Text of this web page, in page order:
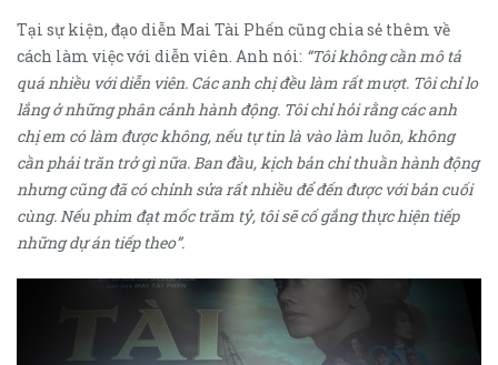
Tại sự kiện, đạo diễn Mai Tài Phến cũng chia sẻ thêm về
cách làm việc với diễn viên. Anh nói: “Tôi không cần mô tả
quá nhiều với diễn viên. Các anh chị đều làm rất mượt. Tôi chỉ lo
lắng ở những phân cảnh hành động. Tôi chỉ hỏi rằng các anh
chị em có làm được không, nếu tự tin là vào làm luôn, không
cần phải trăn trở gì nữa. Ban đầu, kịch bản chỉ thuần hành động
nhưng cũng đã có chỉnh sửa rất nhiều để đến được với bản cuối
cùng. Nếu phim đạt mốc trăm tỷ, tôi sẽ cố gắng thực hiện tiếp
những dự án tiếp theo”.